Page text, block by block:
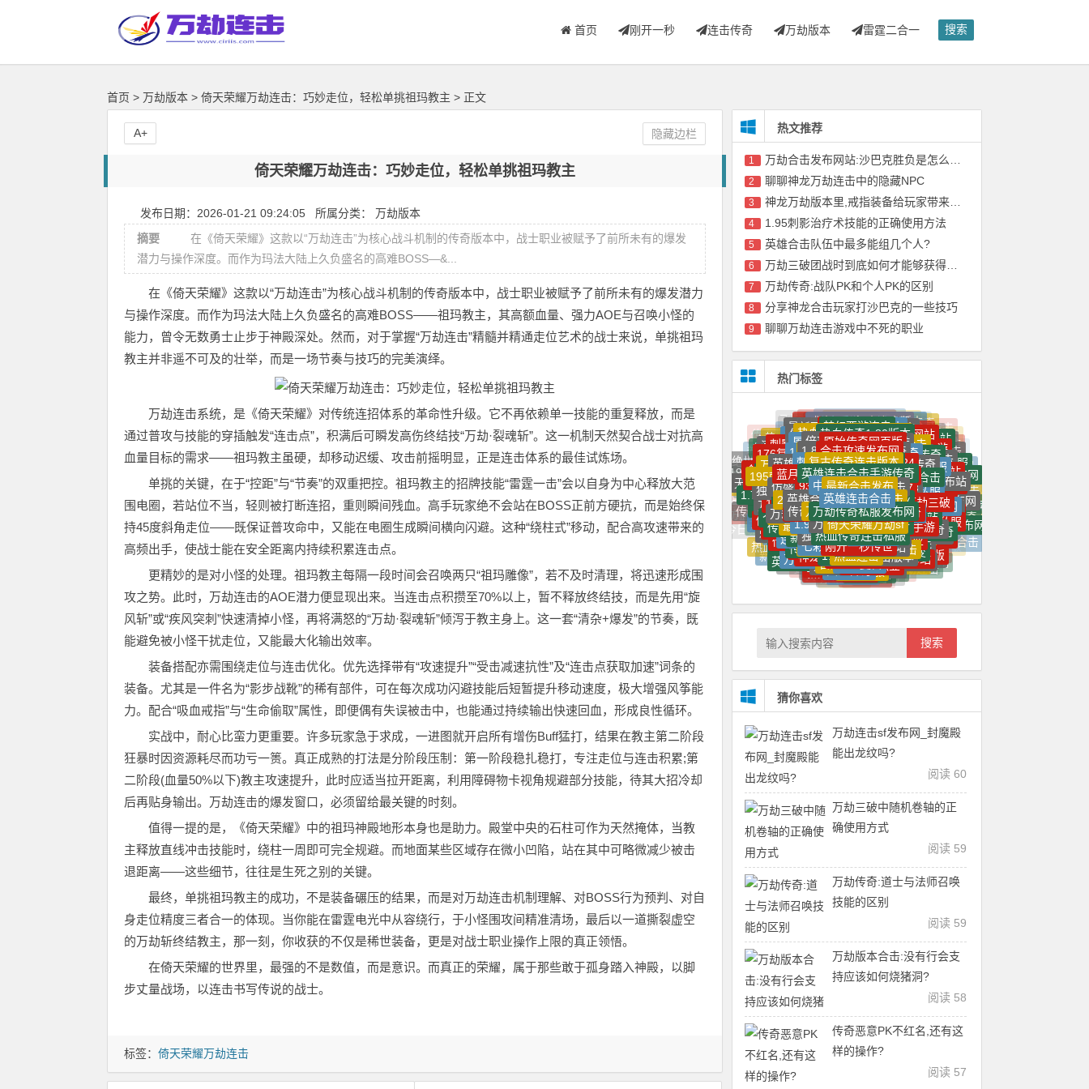
搜索
首页 刚开一秒 连击传奇 万劫版本 雷霆二合一
首页 > 万劫版本 > 倚天荣耀万劫连击：巧妙走位，轻松单挑祖玛教主 > 正文
倚天荣耀万劫连击：巧妙走位，轻松单挑祖玛教主
发布日期：2026-01-21 09:24:05 所属分类： 万劫版本
摘要
在《倚天荣耀》这款以“万劫连击”为核心战斗机制的传奇版本中，战士职业被赋予了前所未有的爆发
潜力与操作深度。而作为玛法大陆上久负盛名的高难BOSS—&...
在《倚天荣耀》这款以“万劫连击”为核心战斗机制的传奇版本中，战士职业被赋予了前所未有的爆发潜力
与操作深度。而作为玛法大陆上久负盛名的高难BOSS——祖玛教主，其高额血量、强力AOE与召唤小怪的
能力，曾令无数勇士止步于神殿深处。然而，对于掌握“万劫连击”精髓并精通走位艺术的战士来说，单挑祖玛
教主并非遥不可及的壮举，而是一场节奏与技巧的完美演绎。
万劫连击系统，是《倚天荣耀》对传统连招体系的革命性升级。它不再依赖单一技能的重复释放，而是
通过普攻与技能的穿插触发“连击点”，积满后可瞬发高伤终结技“万劫·裂魂斩”。这一机制天然契合战士对抗高
血量目标的需求——祖玛教主虽硬，却移动迟缓、攻击前摇明显，正是连击体系的最佳试炼场。
单挑的关键，在于“控距”与“节奏”的双重把控。祖玛教主的招牌技能“雷霆一击”会以自身为中心释放大范
围电圈，若站位不当，轻则被打断连招，重则瞬间残血。高手玩家绝不会站在BOSS正前方硬抗，而是始终保
持45度斜角走位——既保证普攻命中，又能在电圈生成瞬间横向闪避。这种“绕柱式”移动，配合高攻速带来的
高频出手，使战士能在安全距离内持续积累连击点。
更精妙的是对小怪的处理。祖玛教主每隔一段时间会召唤两只“祖玛雕像”，若不及时清理，将迅速形成围
攻之势。此时，万劫连击的AOE潜力便显现出来。当连击点积攒至70%以上，暂不释放终结技，而是先用“旋
风斩”或“疾风突刺”快速清掉小怪，再将满怒的“万劫·裂魂斩”倾泻于教主身上。这一套“清杂+爆发”的节奏，既
能避免被小怪干扰走位，又能最大化输出效率。
装备搭配亦需围绕走位与连击优化。优先选择带有“攻速提升”“受击减速抗性”及“连击点获取加速”词条的
装备。尤其是一件名为“影步战靴”的稀有部件，可在每次成功闪避技能后短暂提升移动速度，极大增强风筝能
力。配合“吸血戒指”与“生命偷取”属性，即便偶有失误被击中，也能通过持续输出快速回血，形成良性循环。
实战中，耐心比蛮力更重要。许多玩家急于求成，一进图就开启所有增伤Buff猛打，结果在教主第二阶段
狂暴时因资源耗尽而功亏一篑。真正成熟的打法是分阶段压制：第一阶段稳扎稳打，专注走位与连击积累;第
二阶段(血量50%以下)教主攻速提升，此时应适当拉开距离，利用障碍物卡视角规避部分技能，待其大招冷却
后再贴身输出。万劫连击的爆发窗口，必须留给最关键的时刻。
值得一提的是，《倚天荣耀》中的祖玛神殿地形本身也是助力。殿堂中央的石柱可作为天然掩体，当教
主释放直线冲击技能时，绕柱一周即可完全规避。而地面某些区域存在微小凹陷，站在其中可略微减少被击
退距离——这些细节，往往是生死之别的关键。
最终，单挑祖玛教主的成功，不是装备碾压的结果，而是对万劫连击机制理解、对BOSS行为预判、对自
身走位精度三者合一的体现。当你能在雷霆电光中从容绕行，于小怪围攻间精准清场，最后以一道撕裂虚空
的万劫斩终结教主，那一刻，你收获的不仅是稀世装备，更是对战士职业操作上限的真正领悟。
在倚天荣耀的世界里，最强的不是数值，而是意识。而真正的荣耀，属于那些敢于孤身踏入神殿，以脚
步丈量战场，以连击书写传说的战士。
隐藏边栏
A+
标签： 倚天荣耀万劫连击
热文推荐
1 万劫合击发布网站:沙巴克胜负是怎么算的?
2 聊聊神龙万劫连击中的隐藏NPC
3 神龙万劫版本里,戒指装备给玩家带来的益处
4 1.95刺影治疗术技能的正确使用方法
5 英雄合击队伍中最多能组几个人?
6 万劫三破团战时到底如何才能够获得胜利?
7 万劫传奇:战队PK和个人PK的区别
8 分享神龙合击玩家打沙巴克的一些技巧
9 聊聊万劫连击游戏中不死的职业
热门标签
西游高爆版手
999传奇手游SF新服网
盛大1.76复古合击版本
虎威荣耀倚天版本传奇
极品传奇
最新万劫版本传奇
新开连击
梦幻西游连击
传奇1.85合击
最新狼派连击
新开热血传奇sf
热血高爆版传奇
复古万劫版本合击
热血传奇sf私发网
热血传奇手游
网页版永劫无间
仿盛大内功连击传奇
热血传奇sf最新发布网
热血传奇1.80版本
新开万劫连击传奇网站
传奇私服单职业
最新单职业传奇网站
传奇私服网站大全
鸿蒙超变传奇手游
新年仙界三破万劫
怒火一刀传奇手游
满攻速高爆率传奇
刺影三破万劫连击
龙神万劫传奇
屠龙霸业传奇手游
倍功万劫连击传奇
原始传奇网页版
魔龙传奇手游
1.85复古版合击
传奇SF999
万魔劫传奇手游
梦幻西游超级连击
皓月传奇
1.80星王合击
绝世倚天荣耀万劫版本
合击SF
1.76私服
176复古金币版本传奇
1.95万劫传奇
合击连击传奇
1.80英雄合击神途
合击攻速发布网
三端互通传奇
1.95刺影传奇
刺影万劫连击传奇
合击传奇连击
传奇sf万劫连击
内功连击传奇私服
新开传奇连击私服
1.80连击传世
‌180合击传奇发布网
‌195合击传奇发布网站
合击传奇新开网站
英雄合击发布网
万劫SF传奇发布网
英雄连击传奇私服
英雄合击sf
刺影玉兔万劫连击
复古传奇连击版本
热血传奇1.80
狼派连击2024
超超变65535传奇
新开中变传世私服
超变连击传奇
80星王合击网站
英雄合击传奇发布网
最新1.76合击
传奇176网页游戏
复古传世无元神
二合一传奇带彻地钉手游
无限刀速超变单职业
灭神单职业手机版
万劫传奇手游
195刺影连击合击手机版
绝世烈焰传奇
蓝月返利版之古云传奇
复古传奇连击
英雄连击合击手游传奇
传奇手游高爆版
连击传奇官网
英雄合击1.76合击
万劫连击2024
1.95刺影合击发布站
神龙合击发布网
新开合击版本
龙王万劫三破连击
1.95连击
sf999手游传奇新服网
超变合击版
冰雪合击
1.76暗黑版本传奇
万劫sf
独家飞翔万劫连击
复古传奇
仿盛大复古内功连击
9377至尊合击
中变万劫连击
最新合击发布
新开传奇连击
万劫冰雪67
烈焰私服
传奇合击私服
中变传奇
传奇世界SF
合击SF最新发布网
万劫连击万劫传奇独家万劫三破
古焰传奇
万劫合击
万劫连击sf94
仿盛大金牛内功合击
传奇合击连击版本
玉兔万劫连击
万劫合击传奇
1.95连击传奇
必杀万劫连击
2023新开万劫SF
英雄合击1.85合击
SF万劫
英雄连击合击
光明万劫连击
新开单职业
万劫连击独家万劫三破
3破万劫连击
合击sf倍攻发布网
万劫连击纯微端
倍功万劫连击
神龙万劫三破传奇
光明黑暗万劫传奇
195神龙刺影合击手游
今日新开传奇合击连击
万劫合击私服
万劫传奇合击
传奇连击合击
今日传奇万劫
新开万劫版本
万劫合击传奇私服
连击传奇发布网
传奇万劫三破发布网
万劫版本传奇网站
万劫传奇私服发布网
新开连击合击传奇
刚开连击传奇
万劫连击发布站
英雄2私服
最新英雄合击私服
热血传奇万劫连击发布网
176传奇
单职业迷失
华夏万劫连击
刺影万劫连击
80变态倍功合击发布网
热血合击
至尊合击
刺影神龙合击
神蛇万劫连击
传奇中变新开网
最新传奇超变
1.95皓月合击
变态合击
万劫传奇发布网
倚天荣耀万劫sf
180合击传奇
内功连击传奇手游
新开内功连击传奇
万劫连击合击传奇
1.95传奇神龙
万劫连击手游
七彩变态英雄连击合击
三破传奇合击版
万劫神途
荣耀合击
打金合击
热血传奇万劫版本
雷霆二合一
传奇万劫三破
连击传奇手游
新开传奇私服
独家万劫三破
大极品传奇
热血传奇连击私服
传奇超变
传奇1.95
变态单职业
神龙万劫连
新开合击
最新开传奇
倚天万劫连击
新开传世
万劫冰雪传奇
雷霆火龙二合一
万劫传奇网
1.80传奇
新开万劫连击网站
热血万劫
连击传奇
传奇新开一秒
三破万劫连击
七彩天意连击传奇
刚开一秒传世
英雄合击网站
万劫版本合击
连击传奇超变
连击传奇无英雄版
传世私服发布网
万劫连击sf发布网
传奇连击版本
刚开一秒传奇180合击
万劫连击合击传奇发布网
最新万劫三破传奇
狂暴连击
最新传奇版本
英雄合击连击传奇
万劫合击沉默版
神龙万劫连击
1.95神龙
热血连击
传奇内功连击版本
万劫连击版本发布站
连击倚天辟地传奇
神龙万劫版本
倚天荣耀万劫连击
传奇页游
1.95刺影
最新传世
我本沉默传奇
天心传奇
复古神途
星王传奇
神途传奇
1.76精品
万劫三破
古惑仔传奇
1.76复古
超变单职业
万劫传奇
传奇新开
轻变传奇
英雄合击
万劫连击
变态私服
我本沉默私服
新开传奇世界
火龙传奇
热血私服
神龙合击
传奇复古
万劫连击传奇
合击私服
搜索
猜你喜欢
万劫连击sf发布网_封魔殿
能出龙纹吗?
阅读 60
万劫三破中随机卷轴的正
确使用方式
阅读 59
万劫传奇:道士与法师召唤
技能的区别
阅读 59
万劫版本合击:没有行会支
持应该如何烧猪洞?
阅读 58
传奇恶意PK不红名,还有这
样的操作?
阅读 57